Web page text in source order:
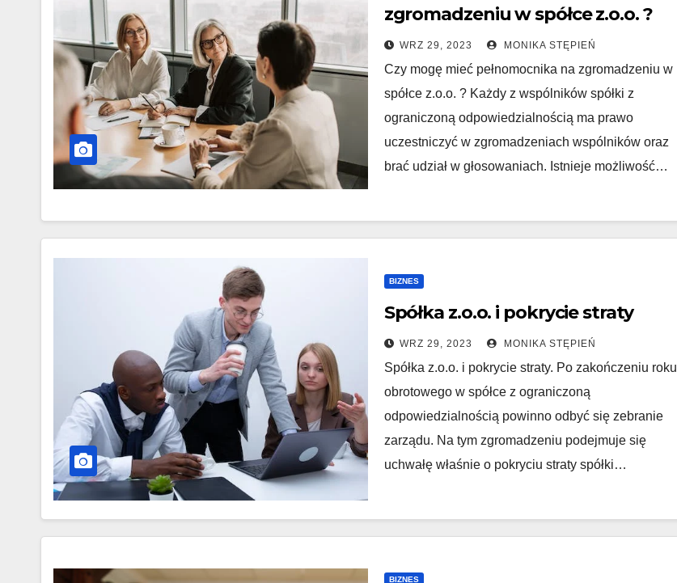
zgromadzeniu w spółce z.o.o. ?
WRZ 29, 2023 MONIKA STĘPIEŃ
Czy mogę mieć pełnomocnika na zgromadzeniu w
spółce z.o.o. ? Każdy z wspólników spółki z
ograniczoną odpowiedzialnością ma prawo
uczestniczyć w zgromadzeniach wspólników oraz
brać udział w głosowaniach. Istnieje możliwość…
BIZNES
Spółka z.o.o. i pokrycie straty
WRZ 29, 2023 MONIKA STĘPIEŃ
Spółka z.o.o. i pokrycie straty. Po zakończeniu roku
obrotowego w spółce z ograniczoną
odpowiedzialnością powinno odbyć się zebranie
zarządu. Na tym zgromadzeniu podejmuje się
uchwałę właśnie o pokryciu straty spółki…
BIZNES